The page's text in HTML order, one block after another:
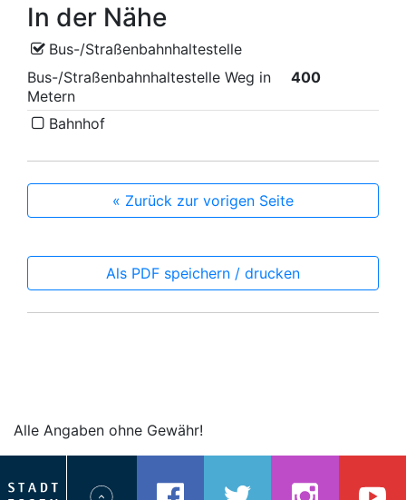
In der Nähe
Bus-/Straßenbahnhaltestelle
Bus-/Straßenbahnhaltestelle Weg in
Metern
400
Bahnhof
« Zurück zur vorigen Seite
Als PDF speichern / drucken
Alle Angaben ohne Gewähr!